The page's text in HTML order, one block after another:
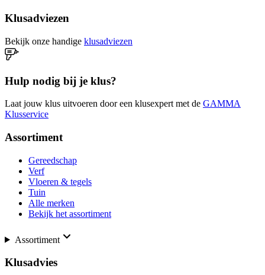
Klusadviezen
Bekijk onze handige klusadviezen
Hulp nodig bij je klus?
Laat jouw klus uitvoeren door een klusexpert met de GAMMA
Klusservice
Assortiment
Gereedschap
Verf
Vloeren & tegels
Tuin
Alle merken
Bekijk het assortiment
Assortiment
Klusadvies